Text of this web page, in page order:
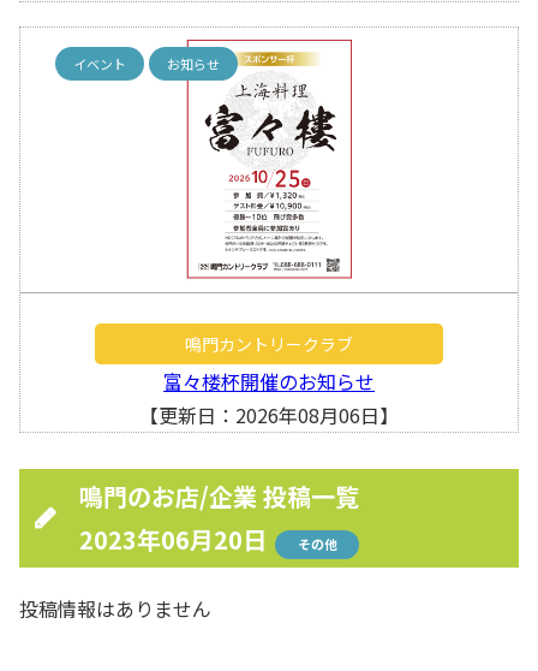
イベント お知らせ
鳴門カントリークラブ
富々楼杯開催のお知らせ
【更新日：2026年08月06日】
鳴門のお店/企業 投稿一覧
2023年06月20日
その他
投稿情報はありません